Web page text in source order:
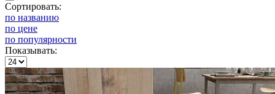
Сортировать:
по названию
по цене
по популярности
Показывать: